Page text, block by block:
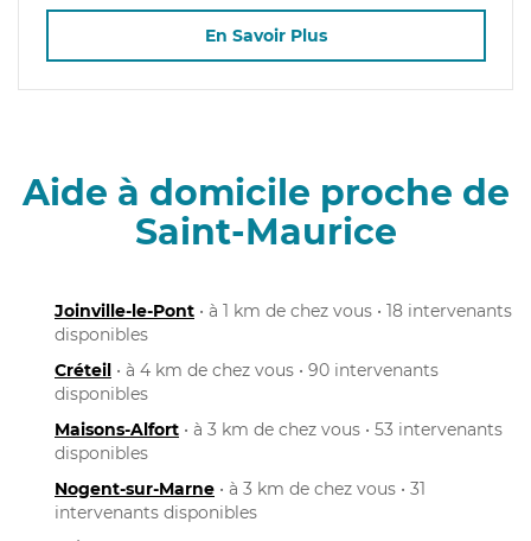
En Savoir Plus
Aide à domicile proche de
Saint-Maurice
Joinville-le-Pont • à 1 km de chez vous • 18 intervenants
disponibles
Créteil • à 4 km de chez vous • 90 intervenants
disponibles
Maisons-Alfort • à 3 km de chez vous • 53 intervenants
disponibles
Nogent-sur-Marne • à 3 km de chez vous • 31
intervenants disponibles